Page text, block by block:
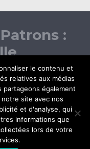
:
le contenu et
relatives aux médias
également
site avec nos
et d'analyse, qui
informations que
lors de votre